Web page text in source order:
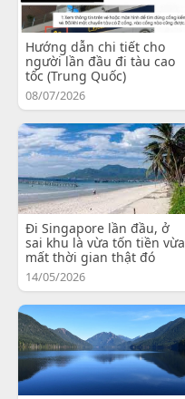
Hướng dẫn chi tiết cho
người lần đầu đi tàu cao
tốc (Trung Quốc)
08/07/2026
Đi Singapore lần đầu, ở
sai khu là vừa tốn tiền vừa
mất thời gian thật đó
14/05/2026